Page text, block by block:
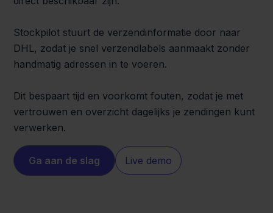
Stockpilot stuurt de verzendinformatie door naar
DHL, zodat je snel verzendlabels aanmaakt zonder
handmatig adressen in te voeren.
Dit bespaart tijd en voorkomt fouten, zodat je met
vertrouwen en overzicht dagelijks je zendingen kunt
verwerken.
Ga aan de slag Live demo